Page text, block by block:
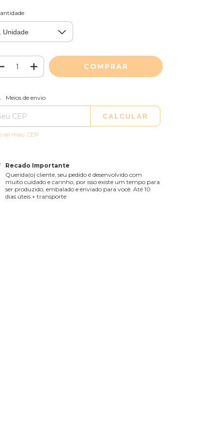
para o CEP:
Meios de envio
CALCULAR
sei meu CEP
Recado Importante
Querida(o) cliente, seu pedido é desenvolvido com
muito cuidado e carinho, por isso existe um tempo para
ser produzido, embalado e enviado para você. Até 10
dias úteis + transporte